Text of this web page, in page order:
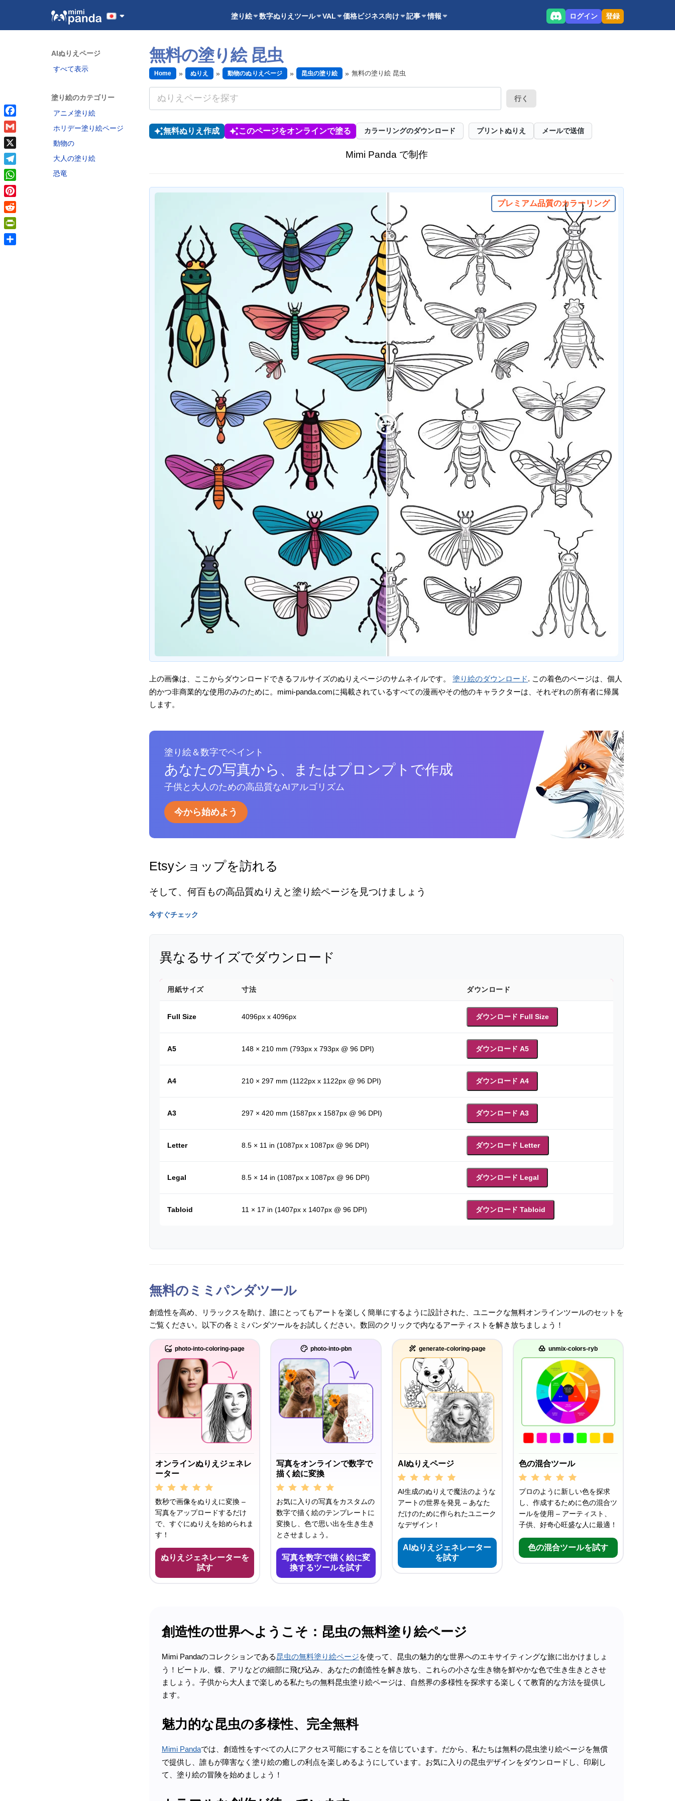
塗り絵 数字ぬりえ ツール VAL 価格ビジネス向け 記事 情報 ログイン 登録
AIぬりえページ
すべて表示
塗り絵のカテゴリー
アニメ塗り絵
ホリデー塗り絵ページ
動物の
大人の塗り絵
恐竜
無料の塗り絵 昆虫
Home ぬりえ 動物のぬりえページ 昆虫の塗り絵 無料の塗り絵 昆虫
行く
無料ぬりえ作成 このページをオンラインで塗る カラーリングのダウンロード プリントぬりえ メールで送信
Mimi Panda で制作
プレミアム品質のカラーリング
上の画像は、ここからダウンロードできるフルサイズのぬりえページのサムネイルです。 塗り絵のダウンロード. この着色のページは、個人
的かつ非商業的な使用のみのために。mimi-panda.comに掲載されているすべての漫画やその他のキャラクターは、それぞれの所有者に帰属
します。
塗り絵＆数字でペイント
あなたの写真から、またはプロンプトで作成
子供と大人のための高品質なAIアルゴリズム
今から始めよう
Etsyショップを訪れる
そして、何百もの高品質ぬりえと塗り絵ページを見つけましょう
今すぐチェック
異なるサイズでダウンロード
用紙サイズ 寸法 ダウンロード
Full Size 4096px x 4096px ダウンロード Full Size
A5 148 × 210 mm (793px x 793px @ 96 DPI) ダウンロード A5
A4 210 × 297 mm (1122px x 1122px @ 96 DPI) ダウンロード A4
A3 297 × 420 mm (1587px x 1587px @ 96 DPI) ダウンロード A3
Letter 8.5 × 11 in (1087px x 1087px @ 96 DPI) ダウンロード Letter
Legal 8.5 × 14 in (1087px x 1087px @ 96 DPI) ダウンロード Legal
Tabloid 11 × 17 in (1407px x 1407px @ 96 DPI) ダウンロード Tabloid
無料のミミパンダツール
創造性を高め、リラックスを助け、誰にとってもアートを楽しく簡単にするように設計された、ユニークな無料オンラインツールのセットを
ご覧ください。以下の各ミミパンダツールをお試しください。数回のクリックで内なるアーティストを解き放ちましょう！
photo-into-coloring-page
オンラインぬりえジェネレ
ーター
数秒で画像をぬりえに変換 –
写真をアップロードするだけ
で、すぐにぬりえを始められま
す！
ぬりえジェネレーターを
試す
photo-into-pbn
写真をオンラインで数字で
描く絵に変換
お気に入りの写真をカスタムの
数字で描く絵のテンプレートに
変換し、色で思い出を生き生き
とさせましょう。
写真を数字で描く絵に変
換するツールを試す
generate-coloring-page
AIぬりえページ
AI生成のぬりえで魔法のような
アートの世界を発見 – あなた
だけのために作られたユニーク
なデザイン！
AIぬりえジェネレーター
を試す
unmix-colors-ryb
色の混合ツール
プロのように新しい色を探求
し、作成するために色の混合ツ
ールを使用 – アーティスト、
子供、好奇心旺盛な人に最適！
色の混合ツールを試す
創造性の世界へようこそ：昆虫の無料塗り絵ページ
Mimi Pandaのコレクションである昆虫の無料塗り絵ページを使って、昆虫の魅力的な世界へのエキサイティングな旅に出かけましょ
う！ビートル、蝶、アリなどの細部に飛び込み、あなたの創造性を解き放ち、これらの小さな生き物を鮮やかな色で生き生きとさせ
ましょう。子供から大人まで楽しめる私たちの無料昆虫塗り絵ページは、自然界の多様性を探求する楽しくて教育的な方法を提供し
ます。
魅力的な昆虫の多様性、完全無料
Mimi Pandaでは、創造性をすべての人にアクセス可能にすることを信じています。だから、私たちは無料の昆虫塗り絵ページを無償
で提供し、誰もが障害なく塗り絵の癒しの利点を楽しめるようにしています。お気に入りの昆虫デザインをダウンロードし、印刷し
て、塗り絵の冒険を始めましょう！
Facebook
Gmail
X
Telegram
WhatsApp
Pinterest
Reddit
PrintFriendly